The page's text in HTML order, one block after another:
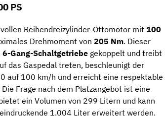
PS
Reihendreizylinder-Ottomotor mit 100
Drehmoment von 205 Nm. Dieser
Gang-Schaltgetriebe gekoppelt und treibt
das Gaspedal treten, beschleunigt der
auf 100 km/h und erreicht eine respektable
Frage nach dem Platzangebot ist eine
ein Volumen von 299 Litern und kann
1.004 Liter erweitert werden.